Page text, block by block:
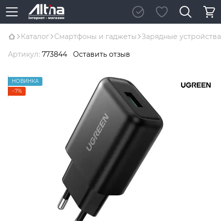
Каталог Смартфоны и гаджеты
Зарядные
Артикул: 773844 Оставить отзыв
НОВИНКА
−7%